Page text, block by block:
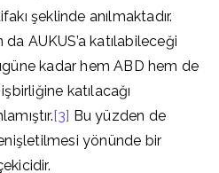
şeklinde anılmaktadır.
da AUKUS’a katılabileceği
kadar hem ABD hem de
katılacağı
[3] Bu yüzden de
yönünde bir